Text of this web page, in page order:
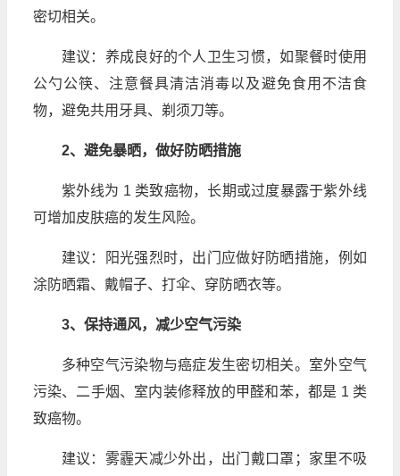
密切相关。
建议：养成良好的个人卫生习惯，如聚餐时使用
公勺公筷、注意餐具清洁消毒以及避免食用不洁食
物，避免共用牙具、剃须刀等。
2、避免暴晒，做好防晒措施
紫外线为 1 类致癌物，长期或过度暴露于紫外线
可增加皮肤癌的发生风险。
建议：阳光强烈时，出门应做好防晒措施，例如
涂防晒霜、戴帽子、打伞、穿防晒衣等。
3、保持通风，减少空气污染
多种空气污染物与癌症发生密切相关。室外空气
污染、二手烟、室内装修释放的甲醛和苯，都是 1 类
致癌物。
建议：雾霾天减少外出，出门戴口罩；家里不吸